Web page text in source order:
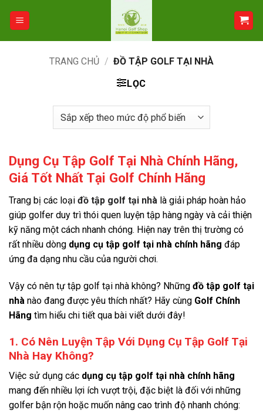
TRANG CHỦ / ĐỒ TẬP GOLF TẠI NHÀ
LỌC
Dụng Cụ Tập Golf Tại Nhà Chính Hãng,
Giá Tốt Nhất Tại Golf Chính Hãng
Trang bị các loại đồ tập golf tại nhà là giải pháp hoàn hảo
giúp golfer duy trì thói quen luyện tập hàng ngày và cải thiện
kỹ năng một cách nhanh chóng. Hiện nay trên thị trường có
rất nhiều dòng dụng cụ tập golf tại nhà chính hãng đáp
ứng đa dạng nhu cầu của người chơi.
Vậy có nên tự tập golf tại nhà không? Những đồ tập golf tại
nhà nào đang được yêu thích nhất? Hãy cùng Golf Chính
Hãng tìm hiểu chi tiết qua bài viết dưới đây!
1. Có Nên Luyện Tập Với Dụng Cụ Tập Golf Tại
Nhà Hay Không?
Việc sử dụng các dụng cụ tập golf tại nhà chính hãng
mang đến nhiều lợi ích vượt trội, đặc biệt là đối với những
golfer bận rộn hoặc muốn nâng cao trình độ nhanh chóng: